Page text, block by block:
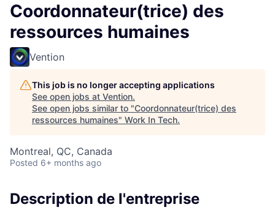
Coordonnateur(trice) des
ressources humaines
Vention
This job is no longer accepting applications
See open jobs at Vention.
See open jobs similar to "Coordonnateur(trice) des
ressources humaines" Work In Tech.
Montreal, QC, Canada
Posted 6+ months ago
Description de l'entreprise